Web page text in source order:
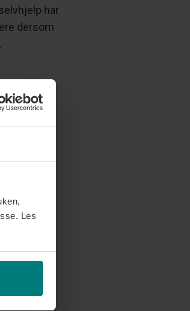
Les
har
dersom
app,
omtales
planlegger
(PTSD)
ved